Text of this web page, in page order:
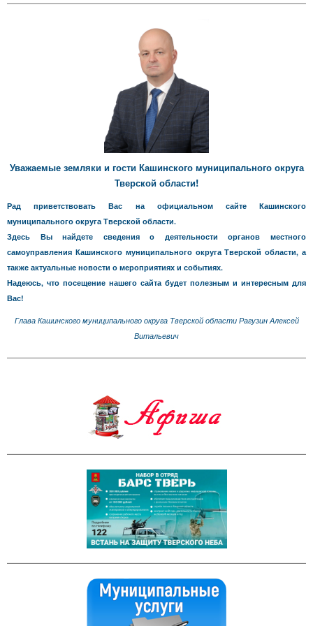
Уважаемые земляки и гости Кашинского муниципального округа
Тверской области!
Рад приветствовать Вас на официальном сайте Кашинского
муниципального округа Тверской области.
Здесь Вы найдете сведения о деятельности органов местного
самоуправления Кашинского муниципального округа Тверской области, а
также актуальные новости о мероприятиях и событиях.
Надеюсь, что посещение нашего сайта будет полезным и интересным для
Вас!
Глава Кашинского муниципального округа Тверской области Рагузин Алексей
Витальевич